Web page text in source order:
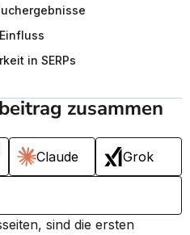
in SERPs
zusammen
Claude Grok
sind die ersten